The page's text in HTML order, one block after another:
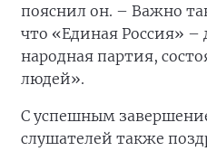
пояснил он. – Важно
что «Единая Россия» –
народная партия,
людей».
С успешным
слушателей также